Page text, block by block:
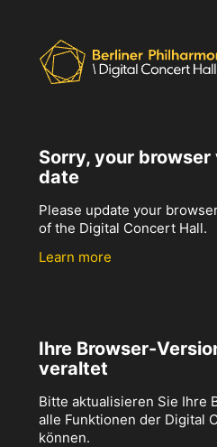
Sorry, your
date
Please update your
of the Digital Concert Hall.
Learn more
Ihre Browser-
veraltet
Bitte aktualisieren Sie Ihre
alle Funktionen der Digital
können.